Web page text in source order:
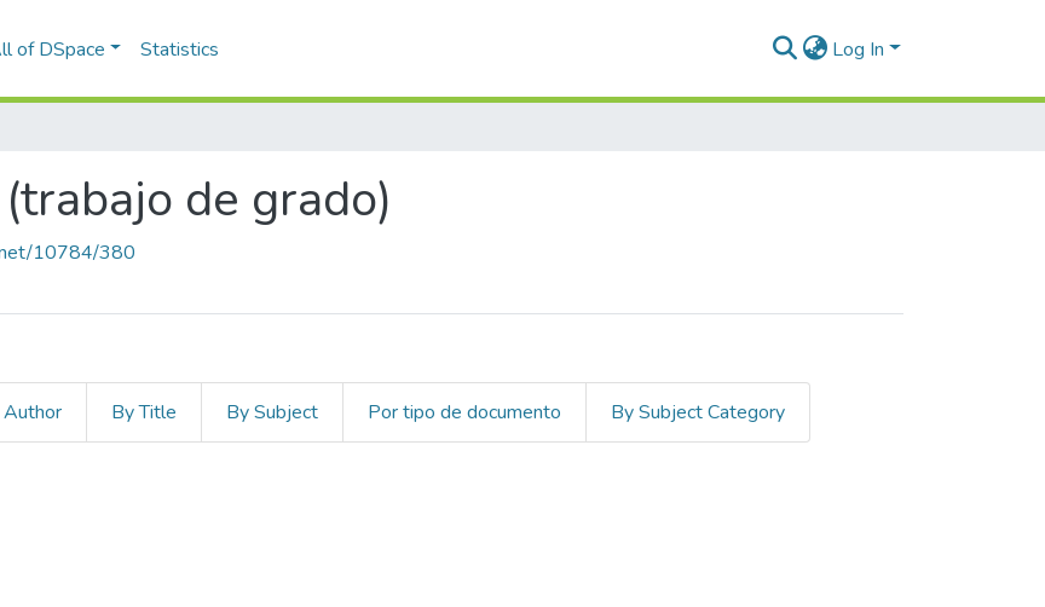
of DSpace Statistics Log In
de grado)
10784/380
Author By Title By Subject Por tipo de documento By Subject Category